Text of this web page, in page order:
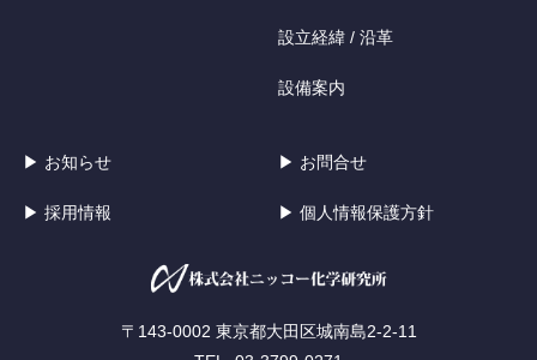
設立経緯 / 沿革
設備案内
▶ お知らせ
▶ 採用情報
▶ お問合せ
▶ 個人情報保護方針
〒143-0002 東京都大田区城南島2-2-11